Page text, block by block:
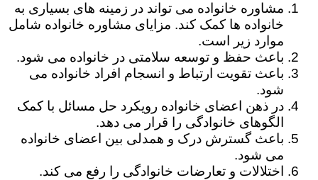
مشاوره خانواده می تواند در زمینه های بسیاری به
خانواده ها کمک کند. مزایای مشاوره خانواده شامل
موارد زیر است.
باعث حفظ و توسعه سلامتی در خانواده می شود.
باعث تقویت ارتباط و انسجام افراد خانواده می
شود.
در ذهن اعضای خانواده رویکرد حل مسائل با کمک
الگوهای خانوادگی را قرار می دهد.
باعث گسترش درک و همدلی بین اعضای خانواده
می شود.
اختلالات و تعارضات خانوادگی را رفع می کند.